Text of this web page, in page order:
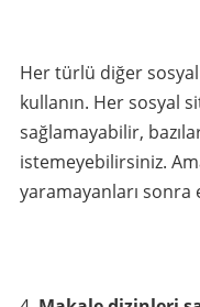
Her türlü diğer
kullanın. Her sosyal
sağlamayabilir,
istemeyebilirsiniz.
yaramayanları sonra